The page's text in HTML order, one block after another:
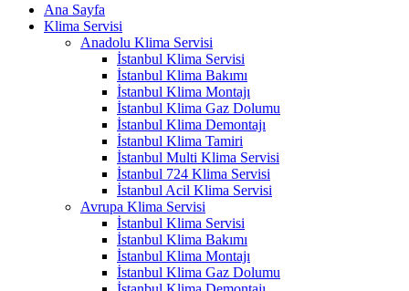
Ana Sayfa
Klima Servisi
Anadolu Klima Servisi
İstanbul Klima Servisi
İstanbul Klima Bakımı
İstanbul Klima Montajı
İstanbul Klima Gaz Dolumu
İstanbul Klima Demontajı
İstanbul Klima Tamiri
İstanbul Multi Klima Servisi
İstanbul 724 Klima Servisi
İstanbul Acil Klima Servisi
Avrupa Klima Servisi
İstanbul Klima Servisi
İstanbul Klima Bakımı
İstanbul Klima Montajı
İstanbul Klima Gaz Dolumu